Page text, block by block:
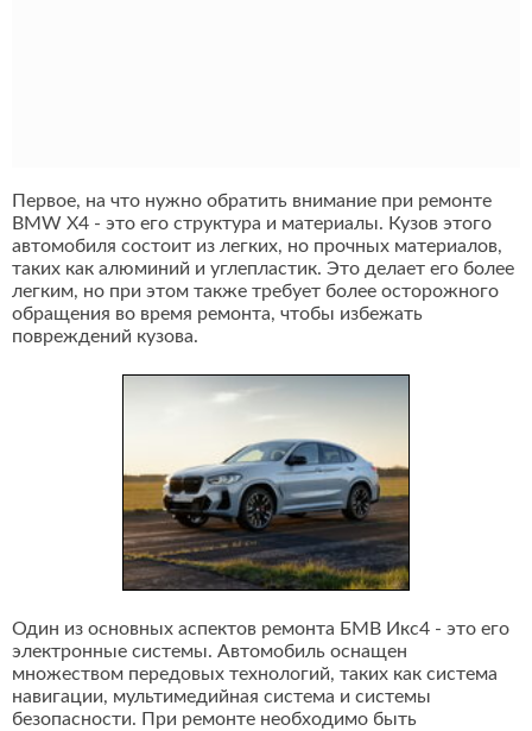
Первое, на что нужно обратить внимание при ремонте
BMW X4 - это его структура и материалы. Кузов этого
автомобиля состоит из легких, но прочных материалов,
таких как алюминий и углепластик. Это делает его более
легким, но при этом также требует более осторожного
обращения во время ремонта, чтобы избежать
повреждений кузова.
Один из основных аспектов ремонта БМВ Икс4 - это его
электронные системы. Автомобиль оснащен
множеством передовых технологий, таких как система
навигации, мультимедийная система и системы
безопасности. При ремонте необходимо быть